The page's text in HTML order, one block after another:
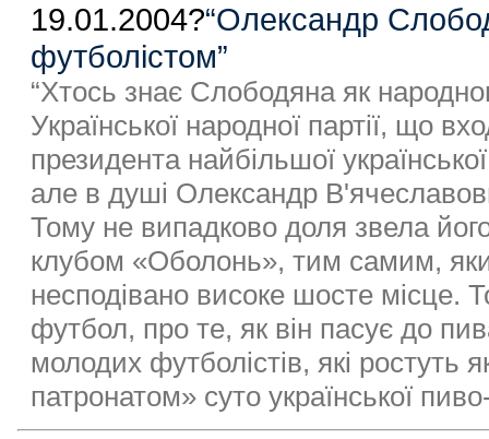
19.01.2004?“Олександр
футболiстом”
“Хтось знає Слободяна як
Української народної партії, що
президента найбільшої
але в душі Олександр
Тому не випадково доля звела
клубом «Оболонь», тим самим,
несподівано високе шосте
футбол, про те, як він пасує до
молодих футболістів, які ростуть
патронатом» суто української